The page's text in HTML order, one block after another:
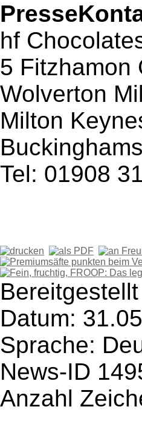
hf
5 Fitzhamon
Wolverton
Milton
Tel: 01908
Datum:
Sprache:
News-ID
Anzahl